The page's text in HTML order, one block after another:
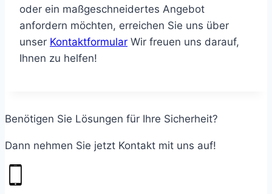
oder ein maßgeschneidertes Angebot
anfordern möchten, erreichen Sie uns über
unser Kontaktformular Wir freuen uns darauf,
Ihnen zu helfen!
Benötigen Sie Lösungen für Ihre Sicherheit?
Dann nehmen Sie jetzt Kontakt mit uns auf!